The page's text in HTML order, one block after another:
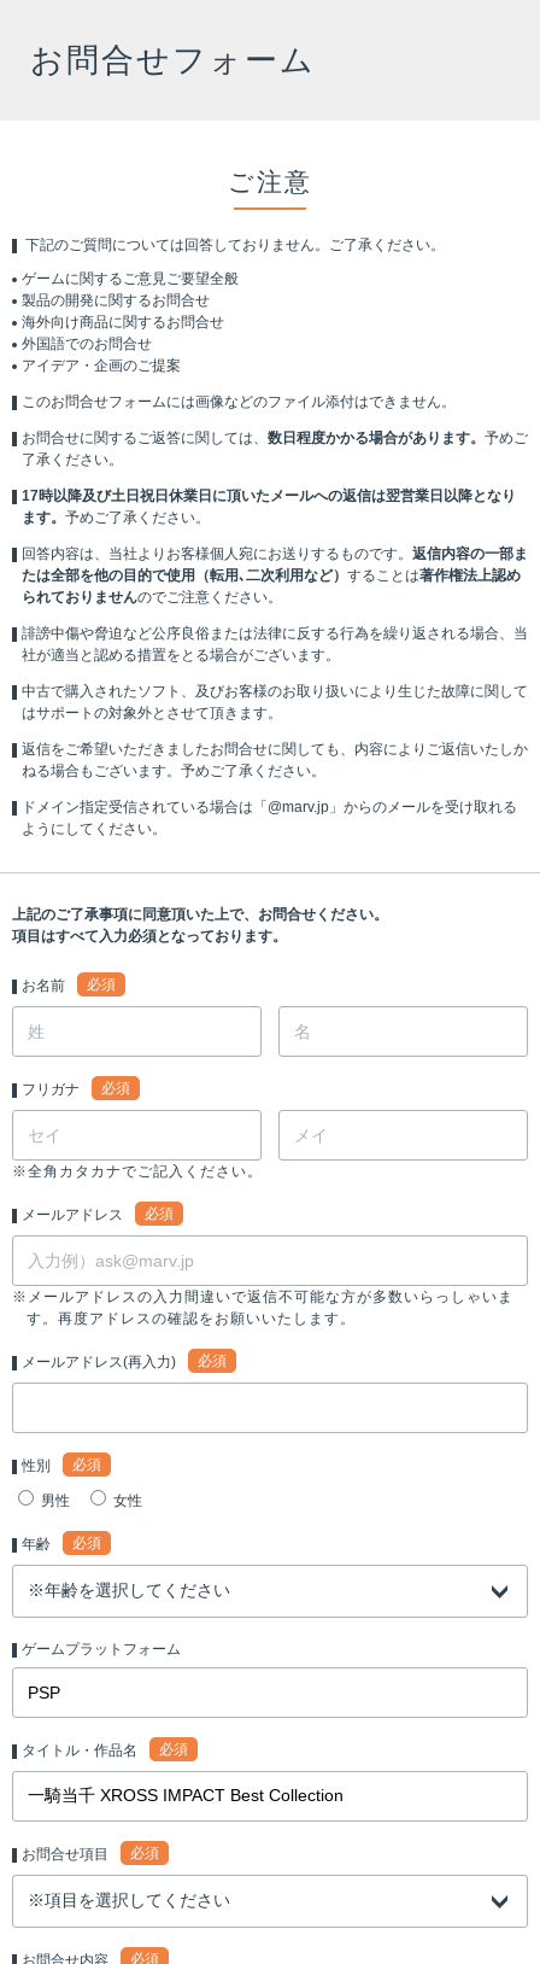
お問合せフォーム
ご注意
下記のご質問については回答しておりません。ご了承ください。
ゲームに関するご意見ご要望全般
製品の開発に関するお問合せ
海外向け商品に関するお問合せ
外国語でのお問合せ
アイデア・企画のご提案
このお問合せフォームには画像などのファイル添付はできません。
お問合せに関するご返答に関しては、 数日程度かかる場合があります。 予めご
了承ください。
17時以降及び土日祝日休業日に頂いたメールへの返信は翌営業日以降となり
ます。 予めご了承ください。
回答内容は、当社よりお客様個人宛にお送りするものです。 返信内容の一部ま
たは全部を他の目的で使用（転用､二次利用など） することは著作権法上認め
られておりませんのでご注意ください。
誹謗中傷や脅迫など公序良俗または法律に反する行為を繰り返される場合、当
社が適当と認める措置をとる場合がございます。
中古で購入されたソフト、及びお客様のお取り扱いにより生じた故障に関して
はサポートの対象外とさせて頂きます。
返信をご希望いただきましたお問合せに関しても、内容によりご返信いたしか
ねる場合もございます。予めご了承ください。
ドメイン指定受信されている場合は「@marv.jp」からのメールを受け取れる
ようにしてください。
上記のご了承事項に同意頂いた上で、お問合せください。
項目はすべて入力必須となっております。
お名前 必須
フリガナ 必須
※全角カタカナでご記入ください。
メールアドレス 必須
※メールアドレスの入力間違いで返信不可能な方が多数いらっしゃいま
す。再度アドレスの確認をお願いいたします。
メールアドレス(再入力) 必須
性別 必須
男性 女性
年齢 必須
ゲームプラットフォーム
タイトル・作品名 必須
お問合せ項目 必須
お問合せ内容 必須